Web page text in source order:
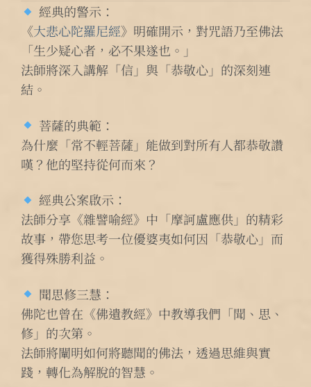
經典的警示：
《大悲心陀羅尼經》明確開示，對咒語乃至佛法
「生少疑心者，必不果遂也。」
法師將深入講解「信」與「恭敬心」的深刻連
結。
菩薩的典範：
為什麼「常不輕菩薩」能做到對所有人都恭敬讚
嘆？他的堅持從何而來？
經典公案啟示：
法師分享《雜譬喻經》中「摩訶盧應供」的精彩
故事，帶您思考一位優婆夷如何因「恭敬心」而
獲得殊勝利益。
聞思修三慧：
佛陀也曾在《佛遺教經》中教導我們「聞、思、
修」的次第。
法師將闡明如何將聽聞的佛法，透過思維與實
踐，轉化為解脫的智慧。